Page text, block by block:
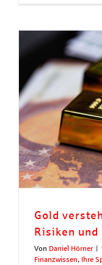
Gold
Risiken und
Von Daniel Hörner |
Finanzwissen, Ihre